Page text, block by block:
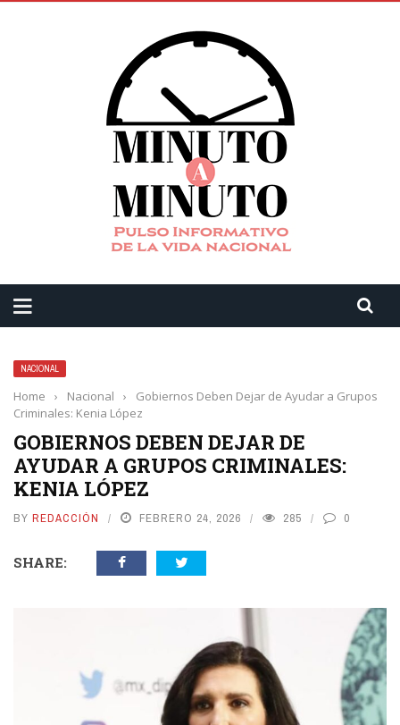
NACIONAL
Home › Nacional ›
Gobiernos Deben Dejar de Ayudar a Grupos
Criminales: Kenia López
GOBIERNOS DEBEN DEJAR DE
AYUDAR A GRUPOS CRIMINALES:
KENIA LÓPEZ
BY REDACCIÓN FEBRERO 24, 2026 285 0
SHARE: